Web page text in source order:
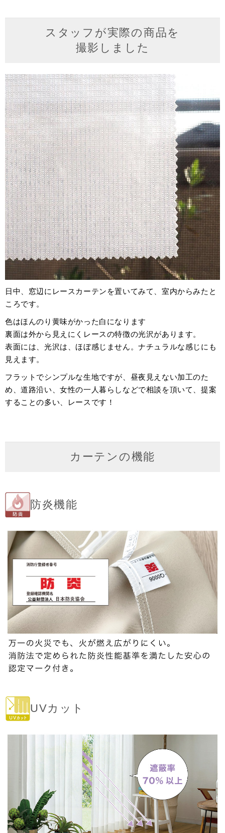
スタッフが実際の商品を
撮影しました
日中、窓辺にレースカーテンを置いてみて、室内からみたと
ころです。
色はほんのり黄味がかった白になります
裏面は外から見えにくレースの特徴の光沢があります。
表面には、光沢は、ほぼ感じません。ナチュラルな感じにも
見えます。
フラットでシンプルな生地ですが、昼夜見えない加工のた
め、道路沿い、女性の一人暮らしなどで相談を頂いて、提案
することの多い、レースです！
カーテンの機能
防炎機能
UVカット